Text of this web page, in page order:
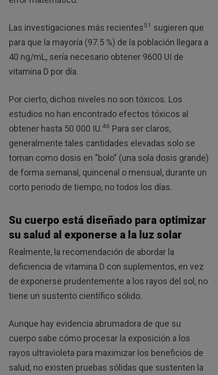
Las investigaciones más recientes51 sugieren que
para que la mayoría (97.5 %) de la población llegara a
40 ng/mL, sería necesario obtener 9600 UI de
vitamina D por día.
Por cierto, dichos niveles no son tóxicos. Los
estudios no han encontrado efectos tóxicos al
obtener hasta 50 000 IU.46 Para ser claros,
generalmente tales cantidades elevadas solo se
toman como dosis en "bolo" (una sola dosis grande)
de forma semanal, quincenal o mensual, durante un
corto periodo de tiempo, no todos los días.
Su cuerpo está diseñado para optimizar
su salud al exponerse a la luz solar
Realmente, la recomendación de abordar la
deficiencia de vitamina D con suplementos, en vez
de exponerse prudentemente a los rayos del sol, no
tiene un sustento científico sólido.
Aunque hay evidencia abrumadora de que su
cuerpo sabe cómo procesar la exposición a los
rayos ultravioleta para maximizar los beneficios de
salud, no existen pruebas sólidas que sustenten la